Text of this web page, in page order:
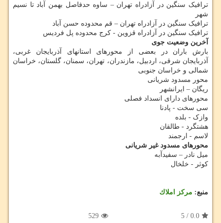
ترافیک سنگین در آزادراه تهران – ساوه حدفاصل بهمن آباد تا نسیم
شهر
ترافیک سنگین در آزادراه تهران – قم محدوده حسن آباد
ترافیک سنگین در آزادراه قزوین - کرج محدوده پل فردیس
آخرین وضعیت جوی
بارش باران در بعضی از محورهای استانهای آذربایجان غربی،
آذربایجان شرقی، اردبیل، مازندران، تهران، سمنان، گلستان، خراسان
شمالی و خراسان جنوبی
محور مسدود شریانی
ریگان – ایرانشهر
محورهای دارای انسداد فصلی
سی سخت - پادنا
وازک - بلده
هشتگرد - طالقان
لاسم - ارجمند
محورهای مسدود غیر شریانی
میل نادر – سفیدآبه
کوثر - خلخال
منبع: مركز املاك
0.0
/
5
529